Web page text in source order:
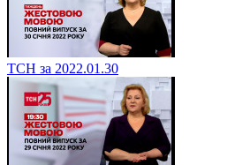
ТСН за 2022.01.30